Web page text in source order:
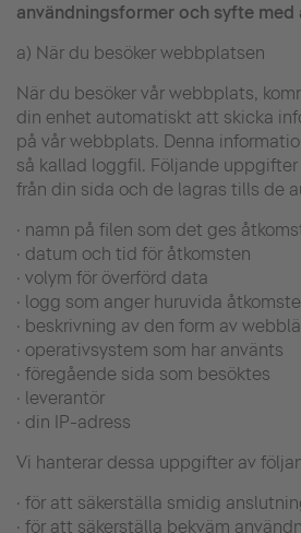
användningsformer och syfte med
a) När du besöker webbplatsen
När du besöker vår webbplats,
din enhet automatiskt att skicka
på vår webbplats. Denna
så kallad loggfil. Följande
från din sida och de lagras tills de
· namn på filen som det ges
· datum och tid för åtkomsten
· volym för överförd data
· logg som anger huruvida
· beskrivning av den form av
· operativsystem som har använts
· föregående sida som besöktes
· leverantör
· din IP-adress
Vi hanterar dessa uppgifter av
· för att säkerställa smidig
· för att säkerställa bekväm